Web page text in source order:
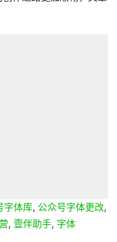
字体库, 公众号字体更改,
, 壹伴助手, 字体